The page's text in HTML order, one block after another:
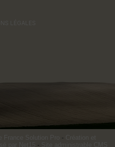
Solution Pro -
par Net15
-